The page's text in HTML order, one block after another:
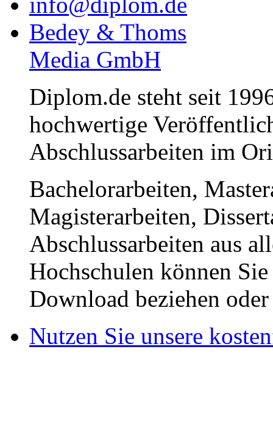
Bedey & Thoms
Media GmbH
Diplom.de steht seit
hochwertige
Abschlussarbeiten im
Bachelorarbeiten,
Magisterarbeiten,
Abschlussarbeiten aus
Hochschulen können
Download beziehen
Nutzen Sie unsere